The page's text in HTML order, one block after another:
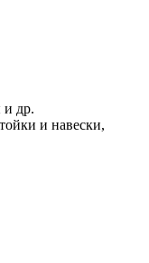
др.
и навески,